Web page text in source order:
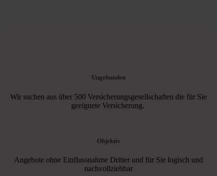
Ungebunden
Wir suchen aus über 500 Versicherungsgesellschaften die für Sie
geeignete Versicherung.
Objektiv
Angebote ohne Einflussnahme Dritter und für Sie logisch und
nachvollziehbar